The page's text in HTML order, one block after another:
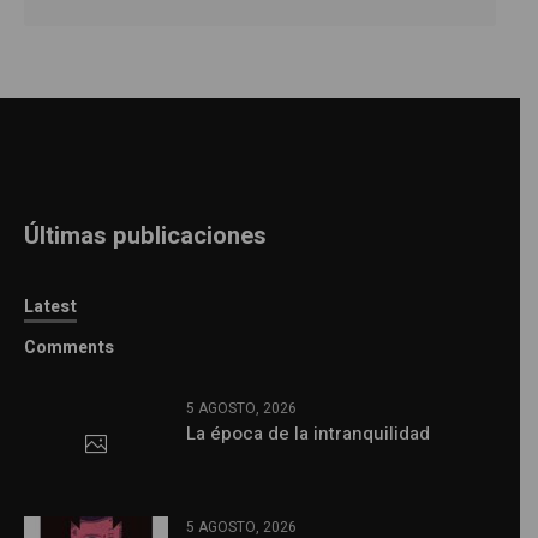
Últimas publicaciones
Latest
Comments
5 AGOSTO, 2026
La época de la intranquilidad
5 AGOSTO, 2026